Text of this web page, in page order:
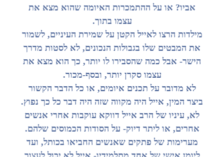
אביו? או על ההתמכרות האיומה שהוא מצא את
עצמו בתוך.
מילדות הרצו לאייל הקטן על שמירת העיניים, לשמור
את המבטים שלו בגבולות הנכונים, לא לסטות מדרך
הישר- אבל כמה שהסבירו לו יותר, כך הוא מצא את
עצמו סקרן יותר, ובסף-מכור.
לא מדובר על תכנים איומים, או כל הדבר הקשור
ביצר המין, אייל היה מקווה שזה היה דבר כל כך נפוץ.
לא, עיניו של הרב אייל דווקא עוקבות אחרי אנשים
אחרים, או ליתר דיוק- על הסודות הכמוסים שלהם.
מערימות של פתקים שאנשים החביאו בכותל, ועד